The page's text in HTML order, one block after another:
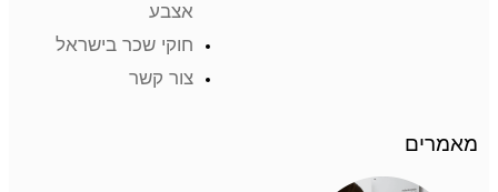
אצבע
חוקי שכר בישראל
צור קשר
מאמרים